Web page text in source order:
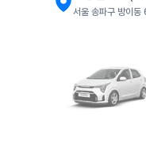
서울 송파구 방이